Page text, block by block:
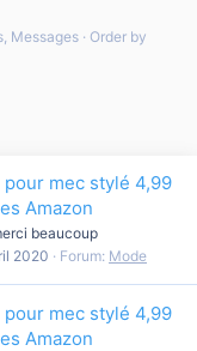
Messages
Order by
pour mec stylé 4,99
Amazon
beaucoup
2020 Forum: Mode
pour mec stylé 4,99
Amazon